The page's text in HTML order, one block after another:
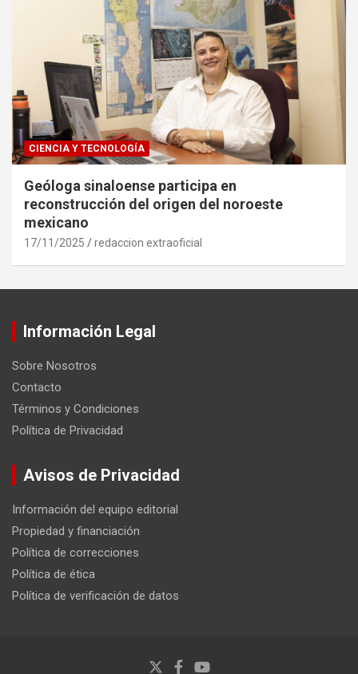
CIENCIA Y TECNOLOGÍA
Geóloga sinaloense participa en
reconstrucción del origen del noroeste
mexicano
17/11/2025 redaccion extraoficial
Información Legal
Sobre Nosotros
Contacto
Términos y Condiciones
Política de Privacidad
Avisos de Privacidad
Información del equipo editorial
Propiedad y financiación
Política de correcciones
Política de ética
Política de verificación de datos